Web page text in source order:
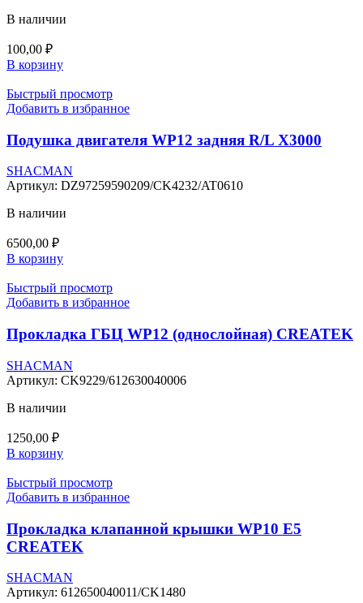
В наличии
100,00 ₽
В корзину
Быстрый просмотр
Добавить в избранное
Подушка двигателя WP12 задняя R/L X3000
SHACMAN
Артикул: DZ97259590209/CK4232/AT0610
В наличии
6500,00 ₽
В корзину
Быстрый просмотр
Добавить в избранное
Прокладка ГБЦ WP12 (однослойная) CREATEK
SHACMAN
Артикул: CK9229/612630040006
В наличии
1250,00 ₽
В корзину
Быстрый просмотр
Добавить в избранное
Прокладка клапанной крышки WP10 E5
CREATEK
SHACMAN
Артикул: 612650040011/CK1480